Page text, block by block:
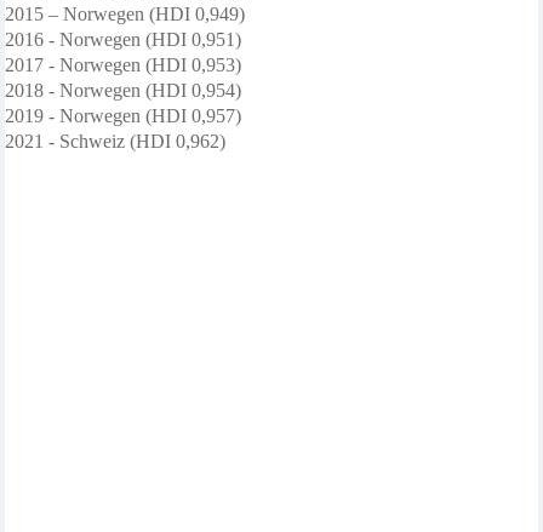
2015 – Norwegen (HDI 0,949)
2016 - Norwegen (HDI 0,951)
2017 - Norwegen (HDI 0,953)
2018 - Norwegen (HDI 0,954)
2019 - Norwegen (HDI 0,957)
2021 - Schweiz (HDI 0,962)